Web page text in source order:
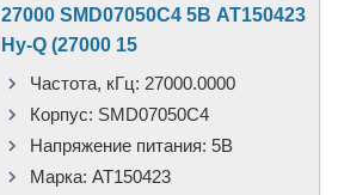
27000 SMD07050C4 5В AT150423
Hy-Q (27000 15
Частота, кГц: 27000.0000
Корпус: SMD07050C4
Напряжение питания: 5В
Марка: AT150423